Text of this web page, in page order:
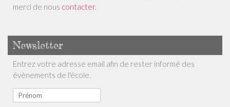
merci de nous contacter.
Newsletter
Entrez votre adresse email afin de rester informé des
évènements de l'école.